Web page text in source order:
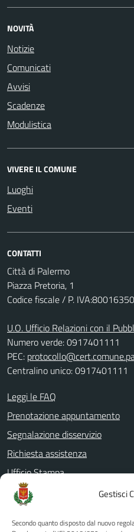
Gestisci
Secondo quanto disposto dal nuovo
NOVITÀ
Notizie
Comunicati
Avvisi
Scadenze
Modulistica
VIVERE IL COMUNE
Luoghi
Eventi
CONTATTI
Città di Palermo
Piazza Pretoria, 1
Codice fiscale / P.
U.O. Ufficio Relazioni con il
Numero verde: 0917401111
PEC:
Centralino unico: 0917401111
Leggi le FAQ
Prenotazione appuntamento
Segnalazione disservizio
Richiesta assistenza
Ufficio Stampa
Amministrazione Trasparente
Albo pretorio